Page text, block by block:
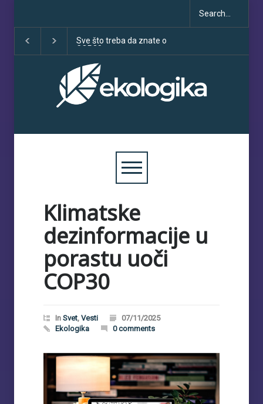
Sve što treba da znate o
COP30
Klimatske
dezinformacije u
porastu uoči
COP30
In Svet, Vesti
07/11/2025
Ekologika
0 comments